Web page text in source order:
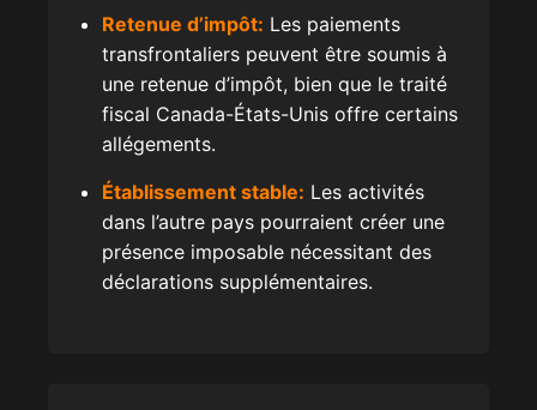
Retenue d’impôt: Les paiements
transfrontaliers peuvent être soumis à
une retenue d’impôt, bien que le traité
fiscal Canada-États-Unis offre certains
allégements.
Établissement stable: Les activités
dans l’autre pays pourraient créer une
présence imposable nécessitant des
déclarations supplémentaires.